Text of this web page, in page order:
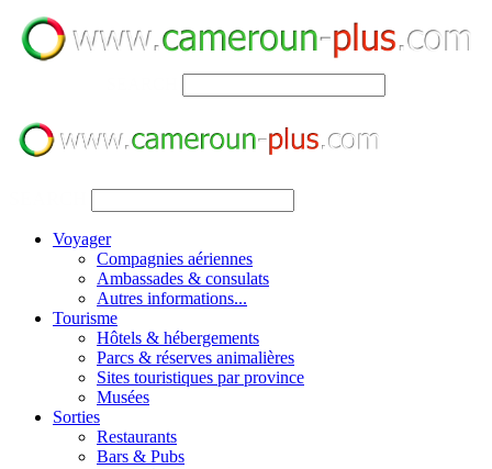
Voyager
Compagnies aériennes
Ambassades & consulats
Autres informations...
Tourisme
Hôtels & hébergements
Parcs & réserves animalières
Sites touristiques par province
Musées
Sorties
Restaurants
Bars & Pubs